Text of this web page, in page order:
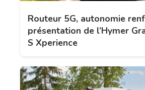
Routeur 5G, autonomie
présentation de l’Hymer
S Xperience